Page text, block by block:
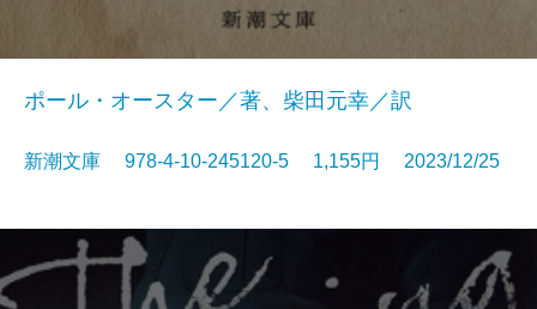
ポール・オースター／著、柴田元幸／訳
新潮文庫 978-4-10-245120-5 1,155円 2023/12/25